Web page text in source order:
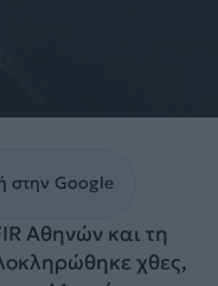
στην Google
Αθηνών και τη
χθες,